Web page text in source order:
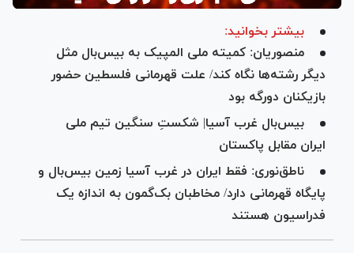
بیشتر بخوانید:
منصوریان: کمیته ملی المپیک به بیس‌بال مثل
دیگر رشته‌ها نگاه کند/ علت قهرمانی فلسطین حضور
بازیکنان دورگه بود
بیس‌بال غرب آسیا| شکستِ سنگین تیم ملی
ایران مقابل پاکستان
ناطق‌نوری: فقط ایران در غرب آسیا زمین بیس‌بال و
پایگاه قهرمانی دارد/ مخاطبان بک‌گمون به اندازه یک
فدراسیون هستند